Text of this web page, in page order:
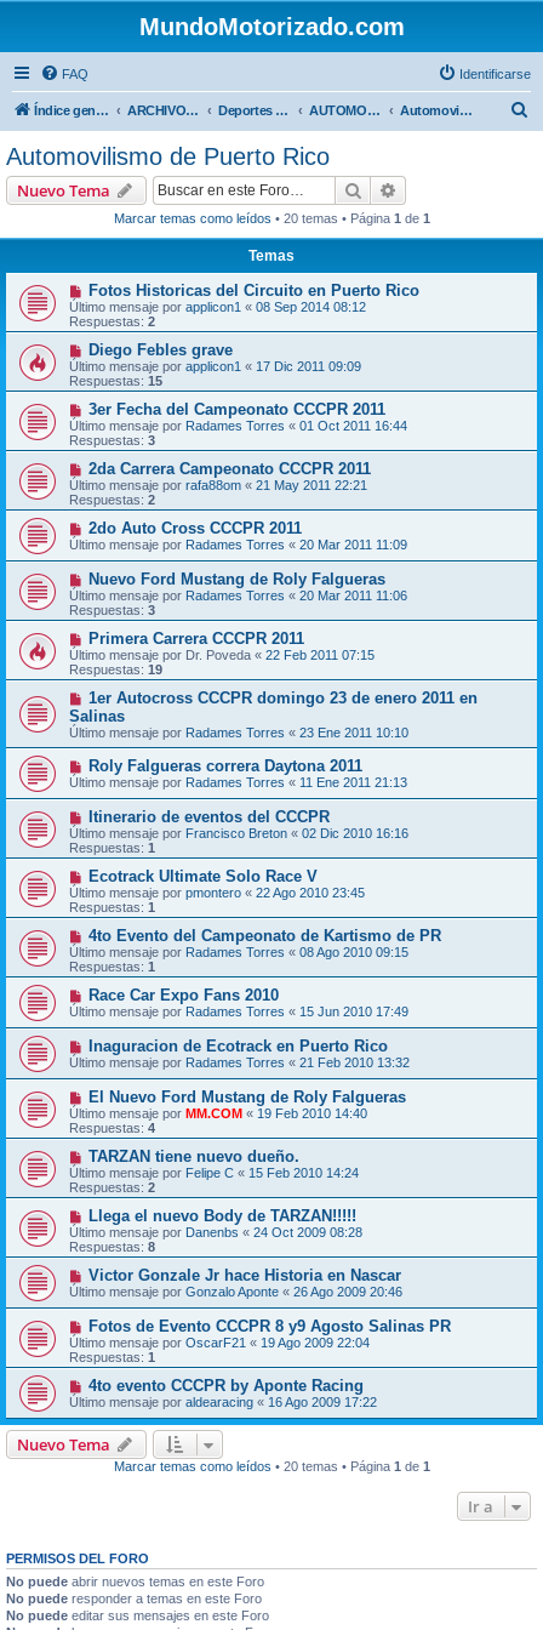
MundoMotorizado.com
FAQ Identificarse
Índice general ARCHIVO HASTA 2018 Deportes Internacionales AUTOMOVILISMO DE CENTROAMERICA Automovilismo de Puerto Rico
Automovilismo de Puerto Rico
Nuevo Tema Buscar
Marcar temas como leídos • 20 temas • Página 1 de 1
Temas
Fotos Historicas del Circuito en Puerto Rico
Último mensaje por applicon1 « 08 Sep 2014 08:12
Respuestas: 2
Diego Febles grave
Último mensaje por applicon1 « 17 Dic 2011 09:09
Respuestas: 15
3er Fecha del Campeonato CCCPR 2011
Último mensaje por Radames Torres « 01 Oct 2011 16:44
Respuestas: 3
2da Carrera Campeonato CCCPR 2011
Último mensaje por rafa88om « 21 May 2011 22:21
Respuestas: 2
2do Auto Cross CCCPR 2011
Último mensaje por Radames Torres « 20 Mar 2011 11:09
Nuevo Ford Mustang de Roly Falgueras
Último mensaje por Radames Torres « 20 Mar 2011 11:06
Respuestas: 3
Primera Carrera CCCPR 2011
Último mensaje por Dr. Poveda « 22 Feb 2011 07:15
Respuestas: 19
1er Autocross CCCPR domingo 23 de enero 2011 en
Salinas
Último mensaje por Radames Torres « 23 Ene 2011 10:10
Roly Falgueras correra Daytona 2011
Último mensaje por Radames Torres « 11 Ene 2011 21:13
Itinerario de eventos del CCCPR
Último mensaje por Francisco Breton « 02 Dic 2010 16:16
Respuestas: 1
Ecotrack Ultimate Solo Race V
Último mensaje por pmontero « 22 Ago 2010 23:45
Respuestas: 1
4to Evento del Campeonato de Kartismo de PR
Último mensaje por Radames Torres « 08 Ago 2010 09:15
Respuestas: 1
Race Car Expo Fans 2010
Último mensaje por Radames Torres « 15 Jun 2010 17:49
Inaguracion de Ecotrack en Puerto Rico
Último mensaje por Radames Torres « 21 Feb 2010 13:32
El Nuevo Ford Mustang de Roly Falgueras
Último mensaje por MM.COM « 19 Feb 2010 14:40
Respuestas: 4
TARZAN tiene nuevo dueño.
Último mensaje por Felipe C « 15 Feb 2010 14:24
Respuestas: 2
Llega el nuevo Body de TARZAN!!!!!
Último mensaje por Danenbs « 24 Oct 2009 08:28
Respuestas: 8
Victor Gonzale Jr hace Historia en Nascar
Último mensaje por Gonzalo Aponte « 26 Ago 2009 20:46
Fotos de Evento CCCPR 8 y9 Agosto Salinas PR
Último mensaje por OscarF21 « 19 Ago 2009 22:04
Respuestas: 1
4to evento CCCPR by Aponte Racing
Último mensaje por aldearacing « 16 Ago 2009 17:22
Nuevo Tema
Marcar temas como leídos • 20 temas • Página 1 de 1
Ir a
PERMISOS DEL FORO
No puede abrir nuevos temas en este Foro
No puede responder a temas en este Foro
No puede editar sus mensajes en este Foro